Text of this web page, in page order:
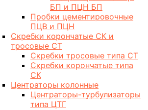
БП и ПЦН БП
Пробки цементировочные
ПЦВ и ПЦН
Скребки корончатые СК и
тросовые СТ
Скребки тросовые типа СТ
Скребки корончатые типа
СК
Центраторы колонные
Центраторы-турбулизаторы
типа ЦТГ